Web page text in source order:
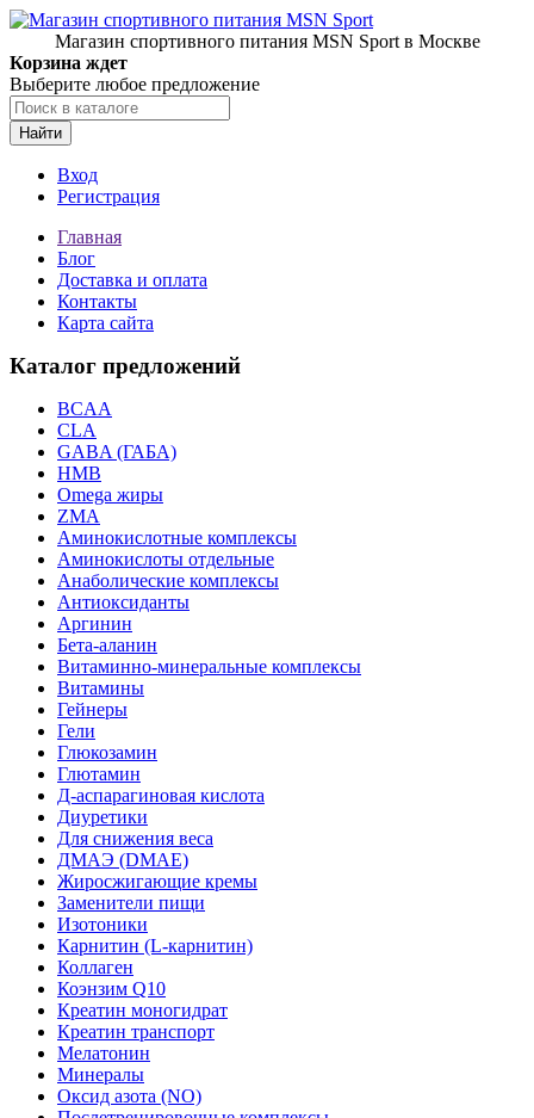
Магазин спортивного питания MSN Sport в Москве
Корзина ждет
Выберите любое предложение
Найти
Вход
Регистрация
Главная
Блог
Доставка и оплата
Контакты
Карта сайта
Каталог предложений
BCAA
CLA
GABA (ГАБА)
HMB
Omega жиры
ZMA
Аминокислотные комплексы
Аминокислоты отдельные
Анаболические комплексы
Антиоксиданты
Аргинин
Бета-аланин
Витаминно-минеральные комплексы
Витамины
Гейнеры
Гели
Глюкозамин
Глютамин
Д-аспарагиновая кислота
Диуретики
Для снижения веса
ДМАЭ (DMAE)
Жиросжигающие кремы
Заменители пищи
Изотоники
Карнитин (L-карнитин)
Коллаген
Коэнзим Q10
Креатин моногидрат
Креатин транспорт
Мелатонин
Минералы
Оксид азота (NO)